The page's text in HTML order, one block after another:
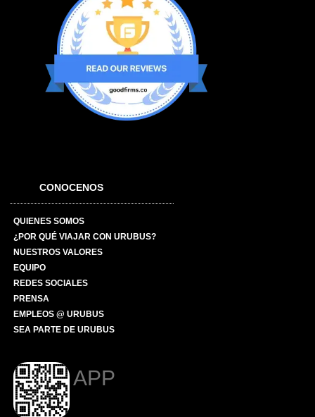
CONOCENOS
QUIENES SOMOS
¿POR QUÉ VIAJAR CON URUBUS?
NUESTROS VALORES
EQUIPO
REDES SOCIALES
PRENSA
EMPLEOS @ URUBUS
SEA PARTE DE URUBUS
APP